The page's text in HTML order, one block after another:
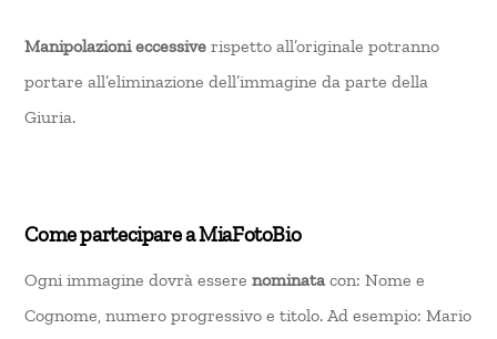
Manipolazioni eccessive rispetto all’originale potranno
portare all’eliminazione dell’immagine da parte della
Giuria.
Come partecipare a MiaFotoBio
Ogni immagine dovrà esserenominata con: Nome e
Cognome, numero progressivo e titolo. Ad esempio: Mario